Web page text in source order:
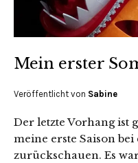
Mein erster
Veröffentlicht von Sabine
Der letzte Vorhang ist
meine erste Saison
zurückschauen. Es